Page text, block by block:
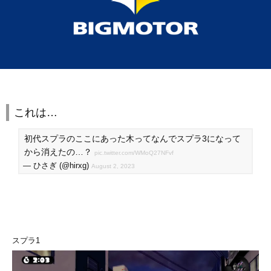
これは…
初代スプラのここにあった木ってなんでスプラ3になって
から消えたの…？
pic.twitter.com/WMoQ27NFvf
— ひさぎ (@hirxg) August 2, 2023
スプラ1